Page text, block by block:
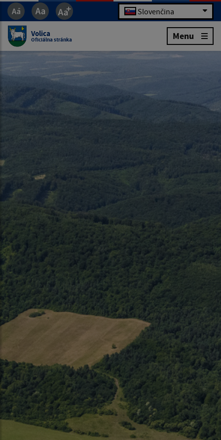
Slovenčina
Volica
Oficiálna stránka Menu